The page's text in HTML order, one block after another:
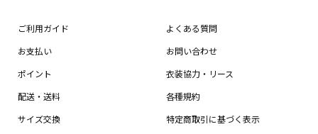
ご利用ガイド
お支払い
ポイント
配送・送料
サイズ交換
よくある質問
お問い合わせ
衣装協力・リース
各種規約
特定商取引に基づく表示